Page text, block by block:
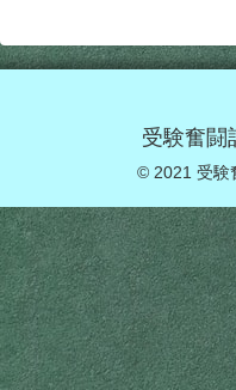
受験奮闘
© 2021 受験